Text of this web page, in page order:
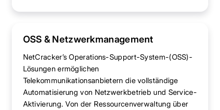
OSS & Netzwerkmanagement
NetCracker’s Operations-Support-System-(OSS)-
Lösungen ermöglichen
Telekommunikationsanbietern die vollständige
Automatisierung von Netzwerkbetrieb und Service-
Aktivierung. Von der Ressourcenverwaltung über